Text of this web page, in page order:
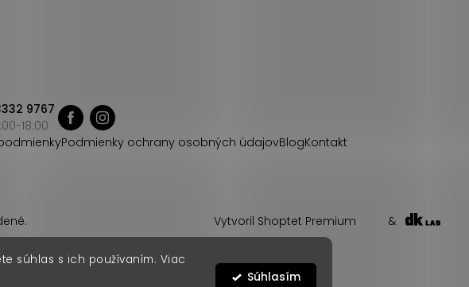
súhlas s ich používaním. Viac
Súhlasím
9767
18:00
Podmienky ochrany osobných údajovBlogKontakt
Vytvoril Shoptet Premium &